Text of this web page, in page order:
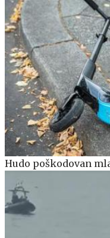
Hudo poškodovan